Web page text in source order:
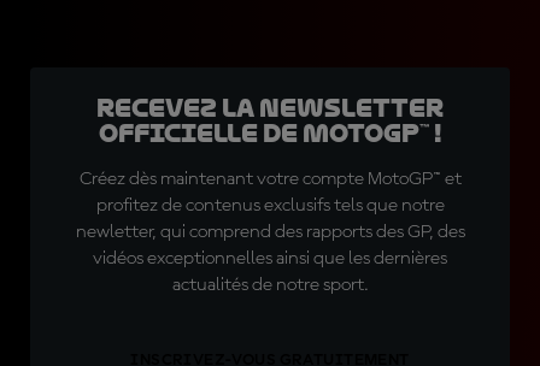
Recevez la Newsletter
officielle de MotoGP™ !
Créez dès maintenant votre compte MotoGP™ et
profitez de contenus exclusifs tels que notre
newletter, qui comprend des rapports des GP, des
vidéos exceptionnelles ainsi que les dernières
actualités de notre sport.